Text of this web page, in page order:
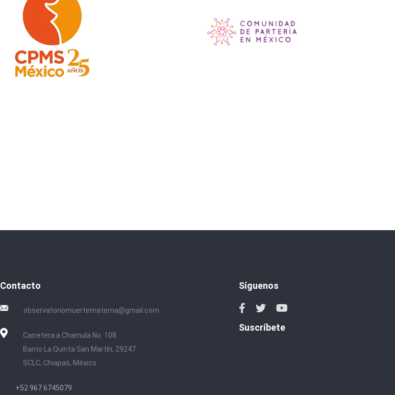
Contacto
observatoriomuertematerna@gmail.com
Carretera a Chamula No. 108
Barrio La Quinta San Martín, 29247
SCLC, Chiapas, México
+52 967 6745079
Síguenos
Suscríbete